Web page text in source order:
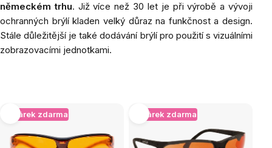
německém trhu. Již více než 30 let je při výrobě a vývoji
ochranných brýlí kladen velký důraz na funkčnost a design.
Stále důležitější je také dodávání brýlí pro použití s vizuálními
zobrazovacími jednotkami.
Výpis
produktů
+ Dárek zdarma + Dárek zdarma